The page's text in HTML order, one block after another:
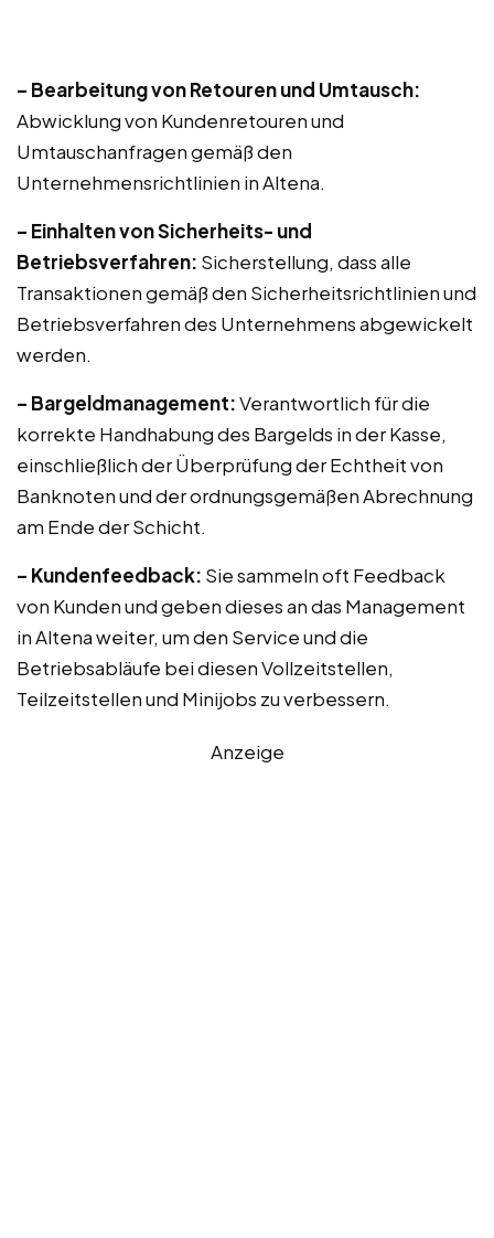
– Bearbeitung von Retouren und Umtausch:
Abwicklung von Kundenretouren und
Umtauschanfragen gemäß den
Unternehmensrichtlinien in Altena.
– Einhalten von Sicherheits- und
Betriebsverfahren: Sicherstellung, dass alle
Transaktionen gemäß den Sicherheitsrichtlinien und
Betriebsverfahren des Unternehmens abgewickelt
werden.
– Bargeldmanagement:Verantwortlich für die
korrekte Handhabung des Bargelds in der Kasse,
einschließlich der Überprüfung der Echtheit von
Banknoten und der ordnungsgemäßen Abrechnung
am Ende der Schicht.
– Kundenfeedback: Sie sammeln oft Feedback
von Kunden und geben dieses an das Management
in Altena weiter, um den Service und die
Betriebsabläufe bei diesen Vollzeitstellen,
Teilzeitstellen und Minijobs zu verbessern.
Anzeige